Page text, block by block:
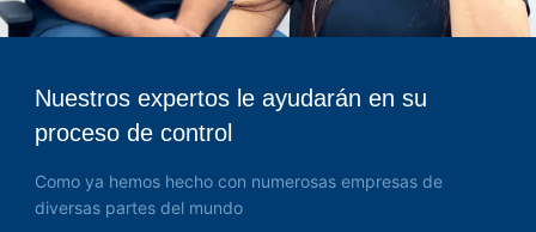
Nuestros expertos le ayudarán en su
proceso de control
Como ya hemos hecho con numerosas empresas de
diversas partes del mundo